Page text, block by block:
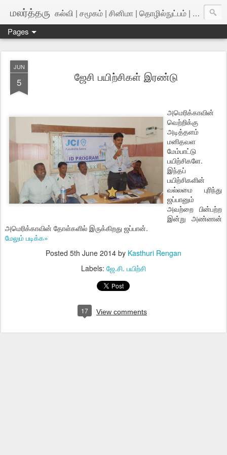
மலர்த்தரு கல்வி | சமூகம் | சினிமா | தொழில்நுட்பம் | அறிவியல்
Pages
JUN
5 ஜேசி பயிற்சிகள் இரண்டு
அமெரிக்காவின்
வெற்றிக்கு
அடித்தளம்
மனிதவள
மேம்பாட்டு
பயிற்சிகளே.
இந்தப்
பயிற்சிகளின்
வல்லமை புரிந்து
ஜப்பானும்
அவற்றை பின்பற்ற
இன்று அண்ணன்
அமெரிக்காவின் தோள்களில் இருக்கிறது ஜப்பான்.
மேலும் படிக்க»
Posted 5th June 2014 by Kasthuri Rengan
Labels: ஜே.சி. பயிற்சி
17 View comments